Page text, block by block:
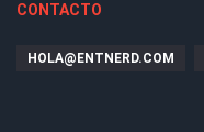
CONTACTO
HOLA@ENTNERD.COM